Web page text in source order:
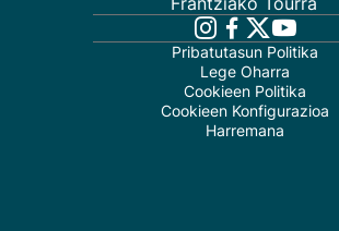
Pribatutasun Politika
Lege Oharra
Cookieen Politika
Cookieen Konfigurazioa
Harremana